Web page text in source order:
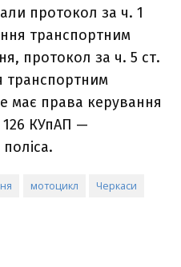
протокол за ч. 1
транспортним
протокол за ч. 5 ст.
транспортним
має права керування
126 КУпАП —
поліса.
мотоцикл Черкаси